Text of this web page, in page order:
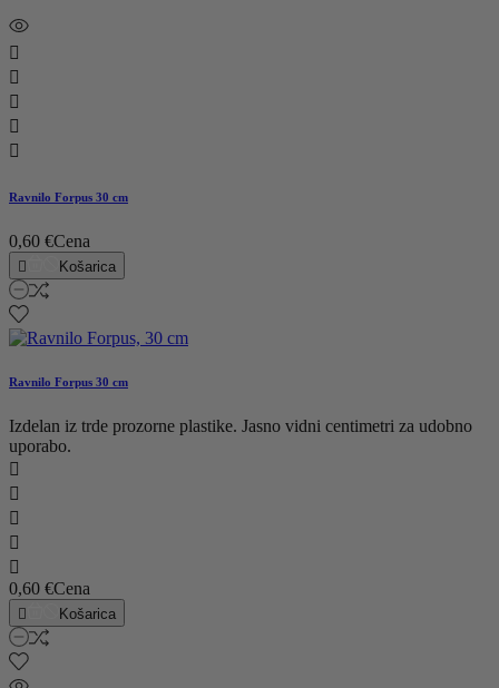





Ravnilo Forpus 30 cm
0,60 €Cena
 Košarica
Ravnilo Forpus 30 cm
Izdelan iz trde prozorne plastike. Jasno vidni centimetri za udobno
uporabo.





0,60 €Cena
 Košarica